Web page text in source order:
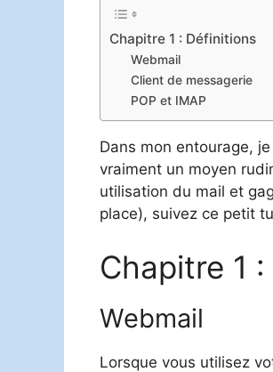
Chapitre 1 : Définitions
Webmail
Client de messagerie
POP et IMAP
Dans mon entourage,
vraiment un moyen
utilisation du mail et
place), suivez ce petit
Chapitre 1
Webmail
Lorsque vous utilisez